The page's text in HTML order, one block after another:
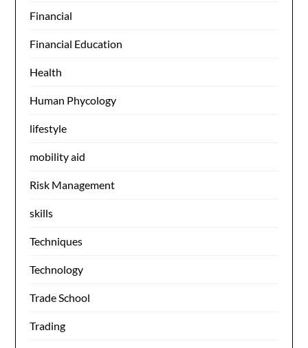
Financial
Financial Education
Health
Human Phycology
lifestyle
mobility aid
Risk Management
skills
Techniques
Technology
Trade School
Trading